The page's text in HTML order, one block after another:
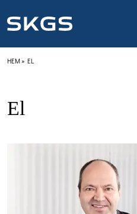
HEM» EL
El